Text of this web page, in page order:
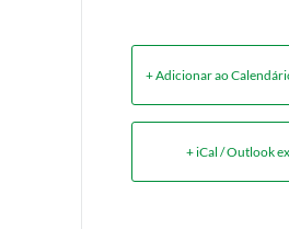
+ Adicionar ao
+ iCal / Outlook